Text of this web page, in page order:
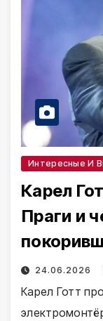
Интересные И
Карел
Праги и
24.06.2026
Карел Готт